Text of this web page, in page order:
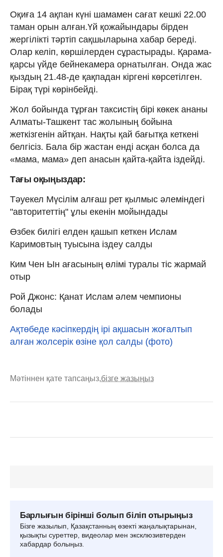
Оқиға 14 ақпан күні шамамен сағат кешкі 22.00
таман орын алған.Үй қожайындары бірден
жергілікті тәртіп сақшыларына хабар береді.
Олар келіп, көршілерден сұрастырады. Қарама-
қарсы үйде бейнекамера орнатылған. Онда жас
қыздың 21.48-де қақпадан кіргені көрсетілген.
Бірақ түрі көрінбейді.
Жол бойында тұрған таксистің бірі көкек ананы
Алматы-Ташкент тас жолының бойына
жеткізгенін айтқан. Нақты қай бағытқа кеткені
белгісіз. Бала бір жастан енді асқан болса да
«мама, мама» деп анасын қайта-қайта іздейді.
Тағы оқыңыздар:
Тәуекел Мүсілім алғаш рет қылмыс әлеміндегі
"авторитеттің" ұлы екенін мойындады
Өзбек билігі елден қашып кеткен Ислам
Каримовтың туысына іздеу салды
Ким Чен Ын ағасының өлімі туралы тіс жармай
отыр
Рой Джонс: Қанат Ислам әлем чемпионы
болады
Ақтөбеде кәсіпкердің ірі ақшасын жоғалтып
алған жолсерік өзіне қол салды (фото)
Мәтіннен қате тапсаңыз,бізге жазыңыз
Барлығын бірінші болып біліп отырыңыз
Бізге жазылып, Қазақстанның өзекті жаңалықтарынан,
қызықты суреттер, видеолар мен эксклюзивтерден
хабардар болыңыз.